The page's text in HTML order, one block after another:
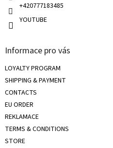
+420777183485
YOUTUBE
Informace pro vás
LOYALTY PROGRAM
SHIPPING & PAYMENT
CONTACTS
EU ORDER
REKLAMACE
TERMS & CONDITIONS
STORE